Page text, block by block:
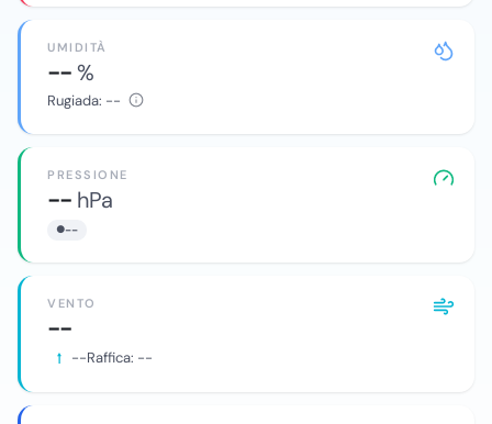
UMIDITÀ
--%
Rugiada: --
PRESSIONE
-- hPa
--
VENTO
--
--Raffica: --